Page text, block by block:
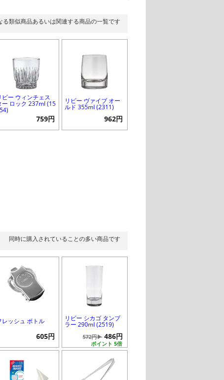
る類似商品あるいは関連する商品の一覧です
ビー ウィンチェス
ー ロック 237ml (15
759円
リビー ヴァイブ オー
ルド 355ml (2311)
962円
同時に購入されていることの多い商品です
レッシュ ボトル
605円
リビー シカゴ タンブ
ラー 290ml (2519)
ポイント 5倍
572円▶ 486円